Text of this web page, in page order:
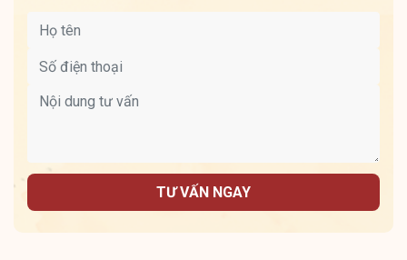
TƯ VẤN NGAY